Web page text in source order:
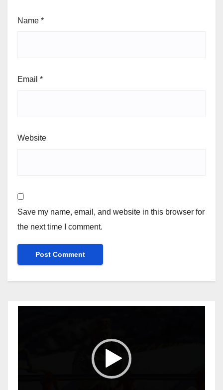
Name *
Email *
Website
Save my name, email, and website in this browser for
the next time I comment.